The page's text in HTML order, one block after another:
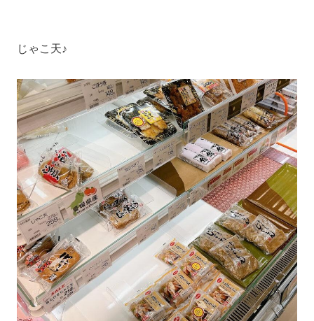
じゃこ天♪